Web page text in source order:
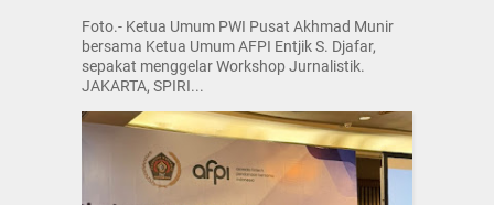
Foto.- Ketua Umum PWI Pusat Akhmad Munir
bersama Ketua Umum AFPI Entjik S. Djafar,
sepakat menggelar Workshop Jurnalistik.
JAKARTA, SPIRI...